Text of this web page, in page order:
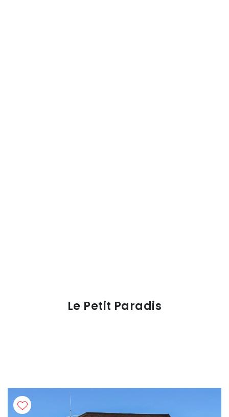
Le Petit Paradis